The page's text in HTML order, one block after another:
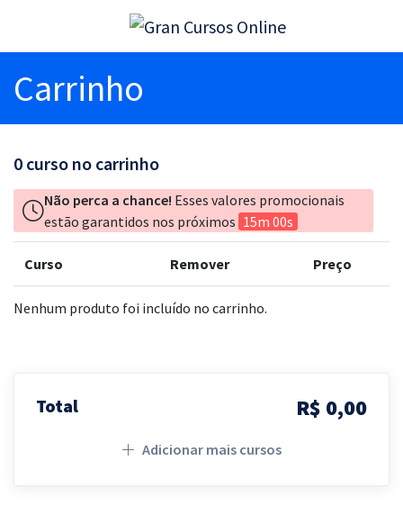
Carrinho
0 curso no carrinho
Não perca a chance! Esses valores promocionais
estão garantidos nos próximos 15m 00s
Curso Remover Preço
Nenhum produto foi incluído no carrinho.
Total R$ 0,00
Adicionar mais cursos